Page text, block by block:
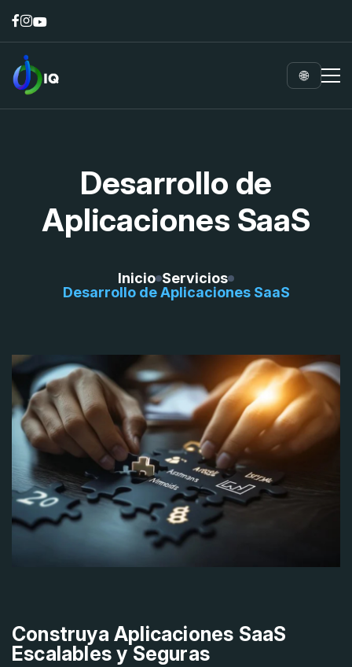
🌐
Desarrollo de
Aplicaciones SaaS
Inicio Servicios
Desarrollo de Aplicaciones SaaS
Construya Aplicaciones SaaS
Escalables y Seguras